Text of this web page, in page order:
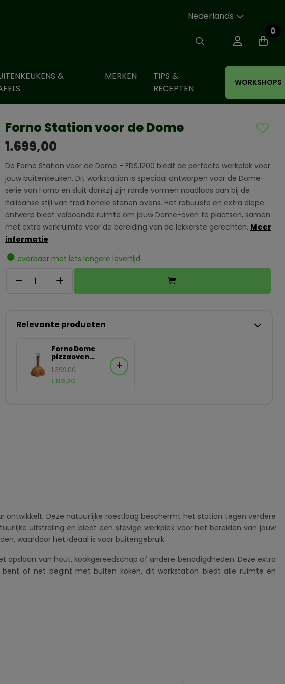
Nederlands
0
&
MERKEN
TIPS &
RECEPTEN
WORKSHOPS
Forno Station voor de Dome
1.699,00
De Forno Station voor de Dome - FDS.1200 biedt de perfecte werkplek voor
jouw buitenkeuken. Dit workstation is speciaal ontworpen voor de Dome-
serie van Forno en sluit dankzij zijn ronde vormen naadloos aan bij de
Italiaanse stijl van traditionele stenen ovens. Het robuuste en extra diepe
ontwerp biedt voldoende ruimte om jouw Dome-oven te plaatsen, samen
met extra werkruimte voor de bereiding van de lekkerste gerechten. Meer
informatie
Leverbaar met iets langere levertijd
Relevante producten
Forno Dome
pizzaoven
Cortenstaal
1.399,00
1.119,20
Deze natuurlijke roestlaag beschermt het station tegen verdere
uitstraling en biedt een stevige werkplek voor het bereiden van jouw
waardoor het ideaal is voor buitengebruik.
opslaan van hout, kookgereedschap of andere benodigdheden. Deze extra
of net begint met buiten koken, dit workstation biedt alle ruimte en